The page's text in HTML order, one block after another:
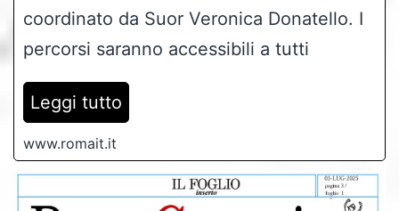
coordinato da Suor Veronica Donatello. I
percorsi saranno accessibili a tutti
Leggi tutto
www.romait.it